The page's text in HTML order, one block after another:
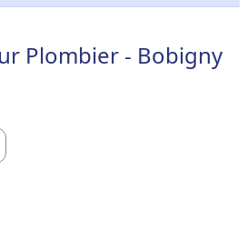
Plombier - Bobigny